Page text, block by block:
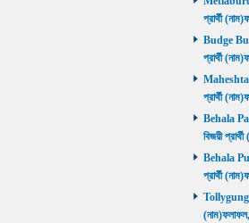
প্রার্থী
Budge
প্রার্থী
প্রার্থী
Behala
বিজয়ী
Behala
প্রার্থী
Tollygunge